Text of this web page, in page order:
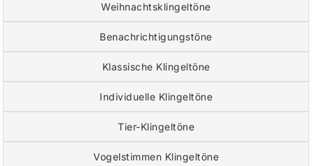
Weihnachtsklingeltöne
Benachrichtigungstöne
Klassische Klingeltöne
Individuelle Klingeltöne
Tier-Klingeltöne
Vogelstimmen Klingeltöne